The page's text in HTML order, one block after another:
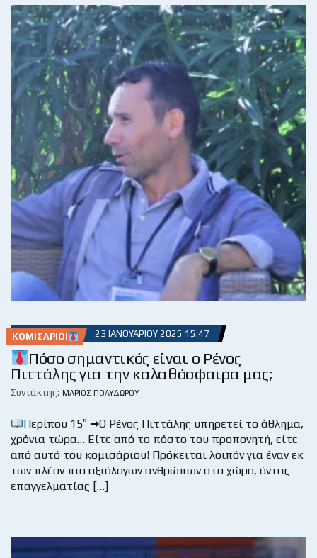
ΚΟΜΙΣΆΡΙΟΙ 23 ΙΑΝΟΥΑΡΊΟΥ 2025 15:47
Πόσο σημαντικός είναι ο Ρένος
Πιττάλης για την καλαθόσφαιρα μας;
Συντάκτης: ΜΆΡΙΟΣ ΠΟΛΥΔΏΡΟΥ
Περίπου 15″ ➡Ο Ρένος Πιττάλης υπηρετεί το άθλημα,
χρόνια τώρα… Είτε από το πόστο του προπονητή, είτε
από αυτό του κομισάριου! Πρόκειται λοιπόν για έναν εκ
των πλέον πιο αξιόλογων ανθρώπων στο χώρο, όντας
επαγγελματίας […]